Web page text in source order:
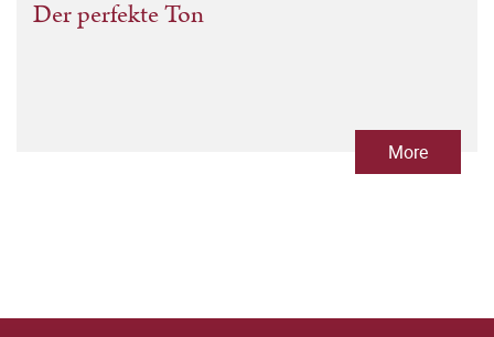
Der perfekte Ton
More